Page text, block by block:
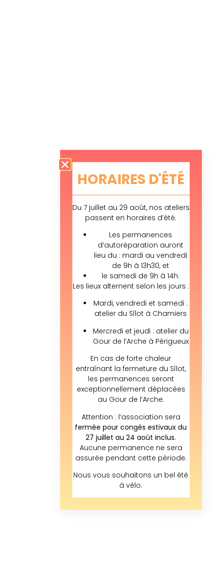
HORAIRES D'ÉTÉ
Du 7 juillet au 29 août, nos ateliers
passent en horaires d’été.
Les permanences
d’autoréparation auront
lieu du : mardi au vendredi
de 9h à 13h30, et
le samedi de 9h à 14h.
Les lieux alternent selon les jours :
Mardi, vendredi et samedi :
atelier du Sîlot à Chamiers
Mercredi et jeudi : atelier du
Gour de l’Arche à Périgueux
En cas de forte chaleur
entraînant la fermeture du Sîlot,
les permanences seront
exceptionnellement déplacées
au Gour de l’Arche.
Attention : l’association sera
fermée pour congés estivaux du
27 juillet au 24 août inclus.
Aucune permanence ne sera
assurée pendant cette période.
Nous vous souhaitons un bel été
à vélo.